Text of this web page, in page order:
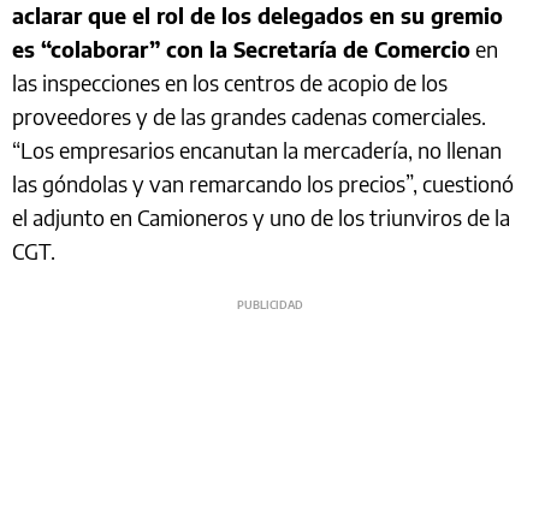
aclarar que el rol de los delegados en su gremio
es “colaborar” con la Secretaría de Comercioen
las inspecciones en los centros de acopio de los
proveedores y de las grandes cadenas comerciales.
“Los empresarios encanutan la mercadería, no llenan
las góndolas y van remarcando los precios”, cuestionó
el adjunto en Camioneros y uno de los triunviros de la
CGT.